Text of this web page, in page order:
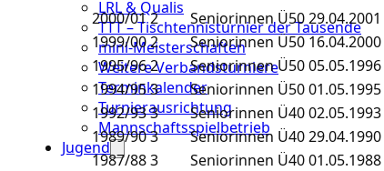
LRL & Qualis
TTT – Tischtennisturnier der Tausende
mini-Meisterschaften
Weitere Verbandsturniere
Terminkalender
Turnierausrichtung
Mannschaftsspielbetrieb
Jugend
2000/012 Seniorinnen Ü5029.04.2001
1999/002 Seniorinnen Ü50 16.04.2000
1995/962 Seniorinnen Ü5005.05.1996
1994/953 Seniorinnen Ü5001.05.1995
1992/933 Seniorinnen Ü4002.05.1993
1989/903 Seniorinnen Ü4029.04.1990
1987/883 Seniorinnen Ü4001.05.1988